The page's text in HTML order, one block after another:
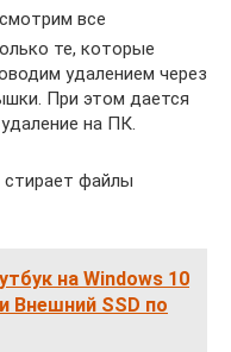
все
те, которые
удалением через
При этом дается
на ПК.
стирает файлы
на Windows 10
Внешний SSD по